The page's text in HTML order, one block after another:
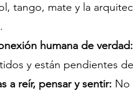
tango, mate y la
humana de verdad:
y están pendientes
a reír, pensar y sentir: No